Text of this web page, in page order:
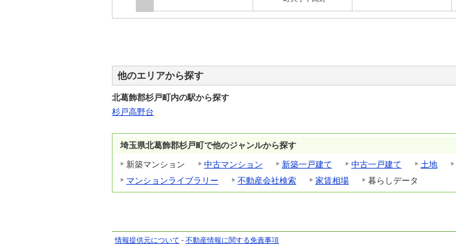
他のエリアから探す
北葛飾郡杉戸町内の駅から探す
杉戸高野台
埼玉県北葛飾郡杉戸町で他のジャンルから探す
新築マンション
中古マンション 新築一戸建て 中古一戸建て 土地
マンションライブラリー
不動産会社検索 家賃相場 暮らしデータ
情報提供元について - 不動産情報に関する免責事項